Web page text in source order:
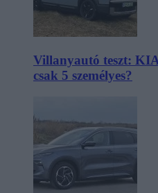
Villanyautó teszt:
csak 5 személyes?